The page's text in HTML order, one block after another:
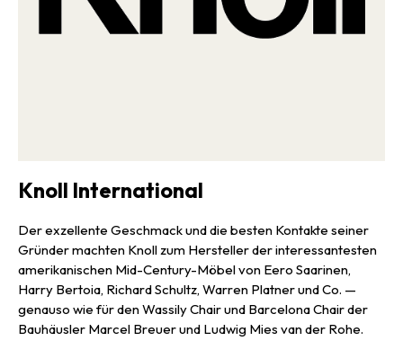
Knoll International
Der exzellente Geschmack und die besten Kontakte seiner
Gründer machten Knoll zum Hersteller der interessantesten
amerikanischen Mid-Century-Möbel von Eero Saarinen,
Harry Bertoia, Richard Schultz, Warren Platner und Co. —
genauso wie für den Wassily Chair und Barcelona Chair der
Bauhäusler Marcel Breuer und Ludwig Mies van der Rohe.